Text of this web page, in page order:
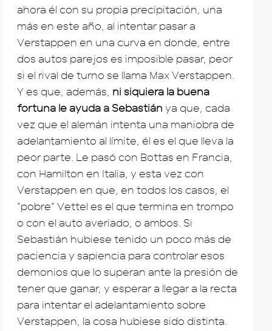
ahora él con su propia precipitación, una
más en este año, al intentar pasar a
Verstappen en una curva en donde, entre
dos autos parejos es imposible pasar, peor
si el rival de turno se llama Max Verstappen.
Y es que, además, ni siquiera la buena
fortuna le ayuda a Sebastián ya que, cada
vez que el alemán intenta una maniobra de
adelantamiento al límite, él es el que lleva la
peor parte. Le pasó con Bottas en Francia,
con Hamilton en Italia, y esta vez con
Verstappen en que, en todos los casos, el
“pobre” Vettel es el que termina en trompo
o con el auto averiado, o ambos. Si
Sebastián hubiese tenido un poco más de
paciencia y sapiencia para controlar esos
demonios que lo superan ante la presión de
tener que ganar, y esperar a llegar a la recta
para intentar el adelantamiento sobre
Verstappen, la cosa hubiese sido distinta.